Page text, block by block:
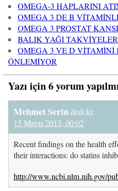
OMEGA-3 HAPLARINI
OMEGA 3 DE B
OMEGA 3 PROSTAT
BALIK YAĞI
OMEGA 3 VE D
ÖNLEMİYOR
Yazı için 6 yorum
Mehmet Serindedi ki:
15 Mayıs 2013, 00:02
Recent findings on the health
their interactions: do statins
http://www.ncbi.nlm.nih.gov/